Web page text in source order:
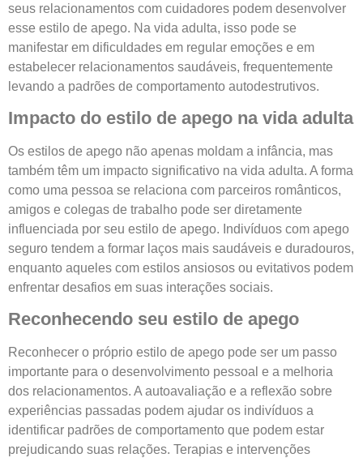
seus relacionamentos com cuidadores podem desenvolver
esse estilo de apego. Na vida adulta, isso pode se
manifestar em dificuldades em regular emoções e em
estabelecer relacionamentos saudáveis, frequentemente
levando a padrões de comportamento autodestrutivos.
Impacto do estilo de apego na vida adulta
Os estilos de apego não apenas moldam a infância, mas
também têm um impacto significativo na vida adulta. A forma
como uma pessoa se relaciona com parceiros românticos,
amigos e colegas de trabalho pode ser diretamente
influenciada por seu estilo de apego. Indivíduos com apego
seguro tendem a formar laços mais saudáveis e duradouros,
enquanto aqueles com estilos ansiosos ou evitativos podem
enfrentar desafios em suas interações sociais.
Reconhecendo seu estilo de apego
Reconhecer o próprio estilo de apego pode ser um passo
importante para o desenvolvimento pessoal e a melhoria
dos relacionamentos. A autoavaliação e a reflexão sobre
experiências passadas podem ajudar os indivíduos a
identificar padrões de comportamento que podem estar
prejudicando suas relações. Terapias e intervenções